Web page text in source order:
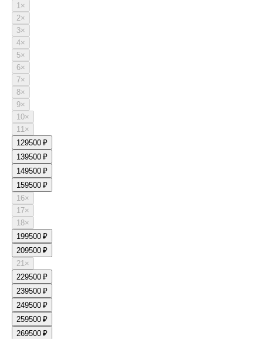
1×
2×
3×
4×
5×
6×
7×
8×
9×
10×
11×
129500 ₽
139500 ₽
149500 ₽
159500 ₽
16×
17×
18×
199500 ₽
209500 ₽
21×
229500 ₽
239500 ₽
249500 ₽
259500 ₽
269500 ₽